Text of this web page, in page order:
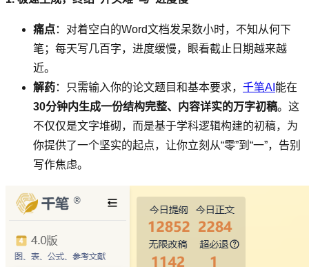
痛点：对着空白的Word文档发呆数小时，不知从何下
笔；每天写几百字，进度缓慢，眼看截止日期越来越
近。
解药：只需输入你的论文题目和基本要求， 千笔AI 能在
30分钟内生成一份结构完整、内容详实的万字初稿。这
不仅仅是文字堆砌，而是基于学科逻辑构建的初稿，为
你提供了一个坚实的起点，让你立刻从“零”到“一”，告别
写作焦虑。